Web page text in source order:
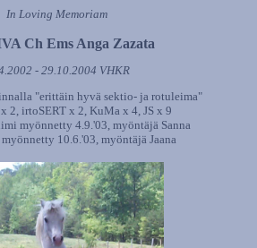
In Loving Memoriam
Ch Ems Anga Zazata
- 29.10.2004 VHKR
"erittäin hyvä sektio- ja rotuleima"
2, irtoSERT x 2, KuMa x 4, JS x 9
myönnetty 4.9.'03, myöntäjä Sanna
10.6.'03, myöntäjä Jaana